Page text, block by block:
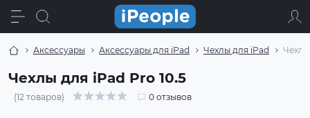
Аксессуары Аксессуары для iPad Чехлы для iPad
Чехлы для iPad Pro 10.5
(12 товаров) 0 отзывов